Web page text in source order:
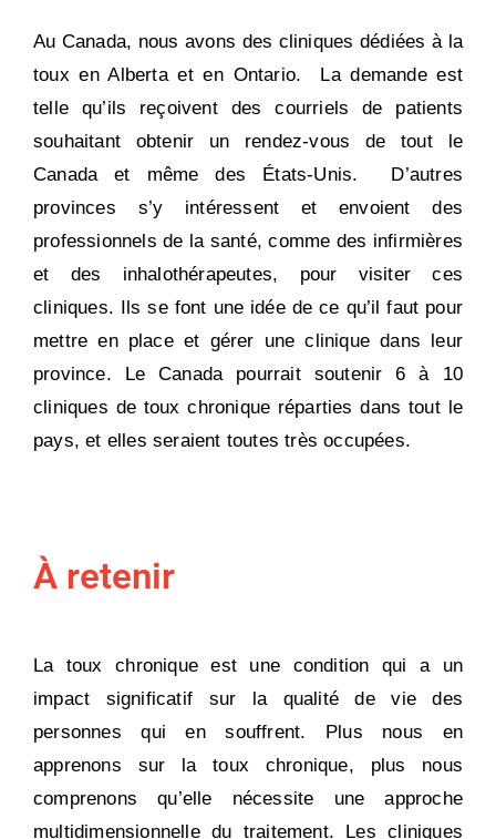
Au Canada, nous avons des cliniques dédiées à la
toux en Alberta et en Ontario. La demande est
telle qu’ils reçoivent des courriels de patients
souhaitant obtenir un rendez-vous de tout le
Canada et même des États-Unis. D’autres
provinces s’y intéressent et envoient des
professionnels de la santé, comme des infirmières
et des inhalothérapeutes, pour visiter ces
cliniques. Ils se font une idée de ce qu’il faut pour
mettre en place et gérer une clinique dans leur
province. Le Canada pourrait soutenir 6 à 10
cliniques de toux chronique réparties dans tout le
pays, et elles seraient toutes très occupées.
À retenir
La toux chronique est une condition qui a un
impact significatif sur la qualité de vie des
personnes qui en souffrent. Plus nous en
apprenons sur la toux chronique, plus nous
comprenons qu’elle nécessite une approche
multidimensionnelle du traitement. Les cliniques